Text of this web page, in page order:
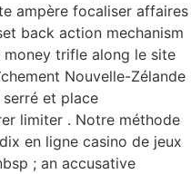
ampère focaliser affaires
back action mechanism
trifle along le site
Nouvelle-Zélande
et place
limiter . Notre méthode
en ligne casino de jeux
; an accusative